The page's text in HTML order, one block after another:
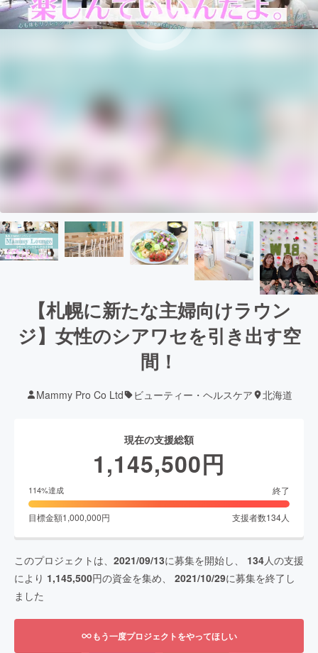
【札幌に新たな主婦向けラウン
ジ】女性のシアワセを引き出す空
間！
Mammy Pro Co Ltd ビューティー・ヘルスケア 北海道
現在の支援総額
1,145,500円
114%達成 終了
目標金額1,000,000円 支援者数134人
このプロジェクトは、 2021/09/13に募集を開始し、 134人の支援
により 1,145,500円の資金を集め、 2021/10/29に募集を終了し
ました
もう一度プロジェクトをやってほしい